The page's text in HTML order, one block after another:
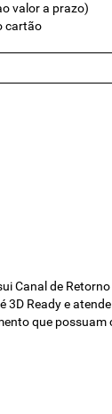
valor a prazo)
cartão
Canal de
3D Ready e
que possuam